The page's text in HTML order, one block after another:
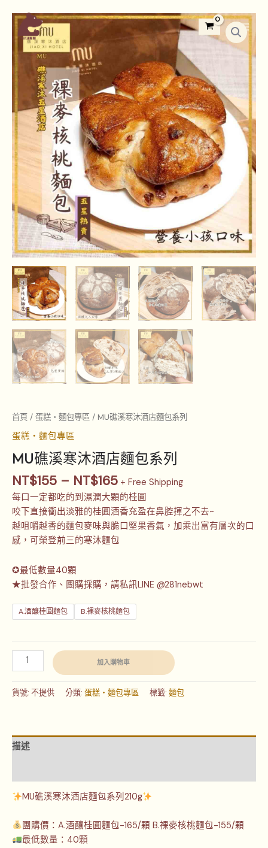
Main
Menu
首頁 / 蛋糕‧麵包專區 / MU礁溪寒沐酒店麵包系列
蛋糕‧麵包專區
MU礁溪寒沐酒店麵包系列
NT$155 – NT$165
價
格
圍：
NT$155
到
NT$165
+ Free Shipping
每口一定都吃的到濕潤大顆的桂圓
咬下直接衝出淡雅的桂圓酒香充盈在鼻腔揮之不去~
越咀嚼越香的麵包麥味與脆口堅果香氣，加乘出富有層次的口
感，可榮登前三的寒沐麵包
✪最低數量40顆
★批發合作、團購採購，請私訊LINE @281nebwt
A.酒釀桂圓麵包 B.裸麥核桃麵包
MU
礁
溪
沐
酒
店
麵
包
系
列
量
加入購物車
貨號: 不提供 分類: 蛋糕‧麵包專區 標籤: 麵包
描述
MU礁溪寒沐酒店麵包系列210g
團購價：A.酒釀桂圓麵包-165/顆 B.裸麥核桃麵包-155/顆
最低數量：40顆